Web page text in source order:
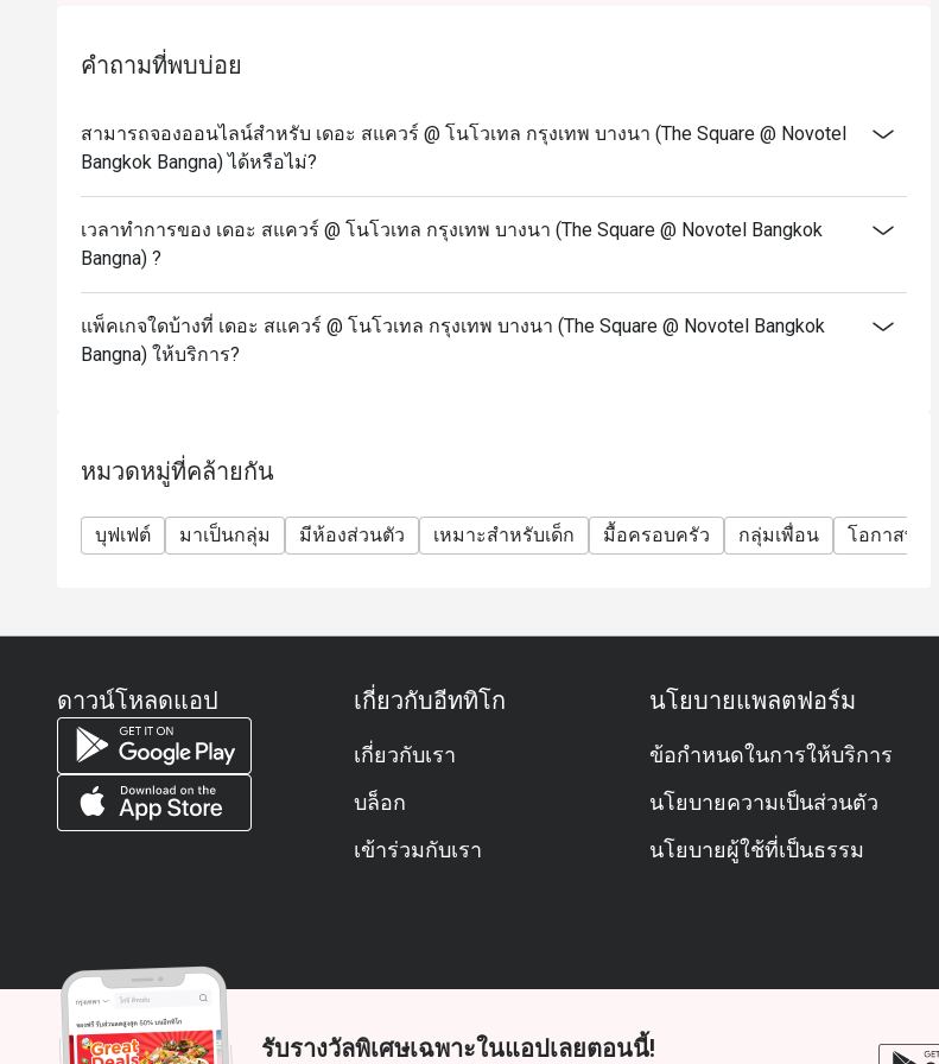
• Price: THB 1,299 per person
• From 18:00 to 21:00
• Price: THB 1,599 per person
• From 11:30 to 14:30
• Price: THB 1,299 per person
Children’s Policy:
• Children under the age of 5 are free of charge.
• Children aged 5-12 years will be charged half the price of adults (cannot be combined with the
• Customers should place an order no later than 15 minutes after the reservation time.
• The Eatigo discount only applied to food, not drinks.
• The promotion and discount cannot be combined with any other in-house promotions.
• Menu and pricing are subject to change without notice.
Frequently Asked Questions (FAQs)
specializes in a comprehensive Seafood and International Buffet, featuring a mix of Thai
favorites, Japanese sushi, and Western grill stations.
Q: What are the key menu highlights? A: Must-try items include the Grilled River Prawns served
with spicy seafood sauce, fresh Salmon sashimi, Seafood on Ice (oysters and mussels), and
their signature soft-crust pizzas.
Q: What is the dress code? A: The dress code is Smart Casual. Guests are encouraged to dress
Sri Udom Station, Mega Bangna, and Central Bangna at scheduled times.
คำถามที่พบบ่อย
สามารถจองออนไลน์สำหรับ เดอะ สแควร์ @ โนโวเทล กรุงเทพ บางนา (The Square @ Novotel
Bangkok Bangna) ได้หรือไม่?
เวลาทำการของ เดอะ สแควร์ @ โนโวเทล กรุงเทพ บางนา (The Square @ Novotel Bangkok
Bangna) ?
แพ็คเกจใดบ้างที่ เดอะ สแควร์ @ โนโวเทล กรุงเทพ บางนา (The Square @ Novotel Bangkok
Bangna) ให้บริการ?
หมวดหมู่ที่คล้ายกัน
บุฟเฟต์ มาเป็นกลุ่ม มีห้องส่วนตัว เหมาะสำหรับเด็ก มื้อครอบครัว กลุ่มเพื่อน โอกาสพิเศษ
ดาวน์โหลดแอป เกี่ยวกับอีททิโก
เกี่ยวกับเรา
บล็อก
เข้าร่วมกับเรา
นโยบายแพลตฟอร์ม
ข้อกำหนดในการให้บริการ
นโยบายความเป็นส่วนตัว
นโยบายผู้ใช้ที่เป็นธรรม
รับรางวัลพิเศษเฉพาะในแอปเลยตอนนี้!